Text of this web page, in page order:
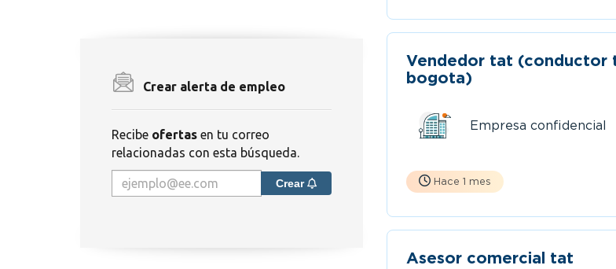
Vendedor tat (conductor
bogota)
Empresa confidencial
Hace 1 mes
Asesor comercial tat
Crear alerta de empleo
Recibe ofertas en tu correo
relacionadas con esta búsqueda.
Crear